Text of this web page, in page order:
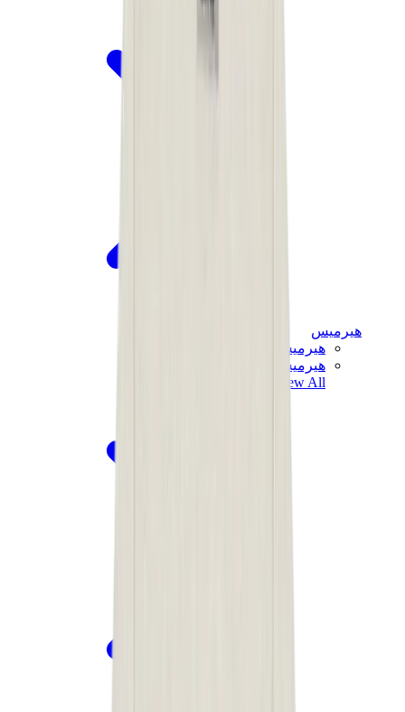
هيرميس
هيرميس شيبر
هيرميس باونسينج
View All